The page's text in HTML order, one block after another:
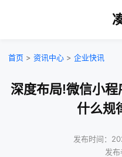
首页 > 资讯中心 > 企业快讯
深度布局!微信小
什么规
发布时间：
发